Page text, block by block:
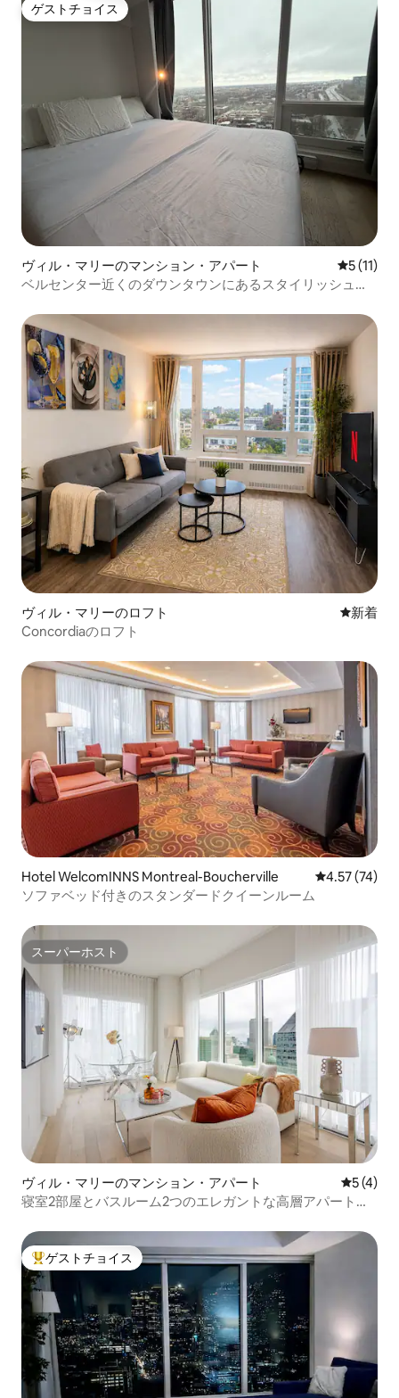
ゲストチョイス
ゲストチョイス
ヴィル・マリーのマンション・アパート レビュー
5 (11)
ベルセンター近くのダウンタウンにあるスタイリッシュな
ヴィル・マリーのロフト 新しい宿
新着
Concordiaのロフト
Hotel WelcomINNS Montreal-Boucherville レビュー74
4.57 (74)
ソファベッド付きのスタンダードクイーンルーム
スーパーホスト
スーパーホスト
ヴィル・マリーのマンション・アパート レビュー
5 (4)
寝室2部屋とバスルーム2つのエレガントな高層アパートメ
大好評のゲストチョイスです。
ゲストチョイス